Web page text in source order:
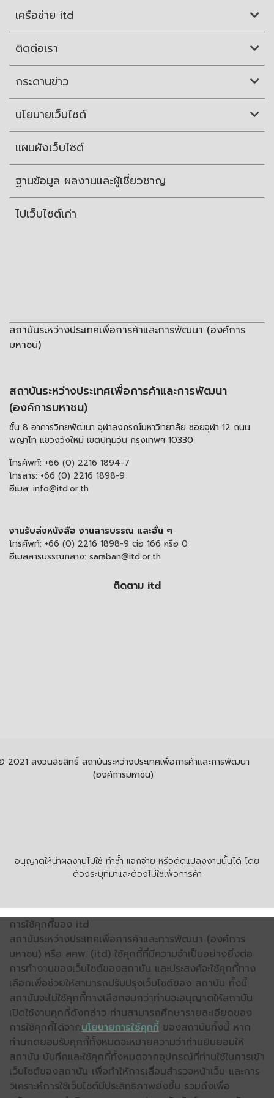
เครือข่าย itd
ติดต่อเรา
กระดานข่าว
นโยบายเว็บไซต์
แผนผังเว็บไซต์
ฐานข้อมูล ผลงานและผู้เชี่ยวชาญ
ไปเว็บไซต์เก่า
สถาบันระหว่างประเทศเพื่อการค้าและการพัฒนา (องค์การ
มหาชน)
สถาบันระหว่างประเทศเพื่อการค้าและการพัฒนา
(องค์การมหาชน)
ชั้น 8 อาคารวิทยพัฒนา จุฬาลงกรณ์มหาวิทยาลัย ซอยจุฬา 12 ถนน
พญาไท แขวงวังใหม่ เขตปทุมวัน กรุงเทพฯ 10330
โทรศัพท์: +66 (0) 2216 1894-7
โทรสาร: +66 (0) 2216 1898-9
อีเมล: info@itd.or.th
งานรับส่งหนังสือ งานสารบรรณ และอื่น ๆ
โทรศัพท์: +66 (0) 2216 1898-9 ต่อ 166 หรือ 0
อีเมลสารบรรณกลาง: saraban@itd.or.th
ติดตาม itd
อนุญาตให้นำผลงานไปใช้ ทำซ้ำ แจกจ่าย หรือดัดแปลงงานนั้นได้ โดย
ต้องระบุที่มาและต้องไม่ใช่เพื่อการค้า
2021 สงวนลิขสิทธิ์ สถาบันระหว่างประเทศเพื่อการค้าและการพัฒนา
(องค์การมหาชน)
การใช้คุกกี้ของ itd
สถาบันระหว่างประเทศเพื่อการค้าและการพัฒนา (องค์การ
มหาชน) หรือ สคพ. (itd) ใช้คุกกี้ที่มีความจำเป็นอย่างยิ่งต่อ
การทำงานของเว็บไซต์ของสถาบัน และประสงค์จะใช้คุกกี้ทาง
เลือกเพื่อช่วยให้สามารถปรับปรุงเว็บไซต์ของ สถาบัน ทั้งนี้
สถาบันจะไม่ใช้คุกกี้ทางเลือกจนกว่าท่านจะอนุญาตให้สถาบัน
เปิดใช้งานคุกกี้ดังกล่าว ท่านสามารถศึกษารายละเอียดของ
การใช้คุกกี้ได้จากนโยบายการใช้คุกกี้ ของสถาบันทั้งนี้ หาก
ท่านกดยอมรับคุกกี้ทั้งหมดจะหมายความว่าท่านยินยอมให้
สถาบัน บันทึกและใช้คุกกี้ทั้งหมดจากอุปกรณ์ที่ท่านใช้ในการเข้า
เว็บไซต์ของสถาบัน เพื่อทำให้การเลื่อนสำรวจหน้าเว็บ และการ
วิเคราะห์การใช้เว็บไซต์มีประสิทธิภาพยิ่งขึ้น รวมถึงเพื่อ